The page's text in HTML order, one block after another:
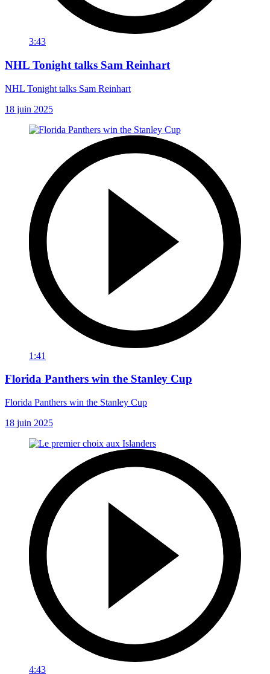
3:43
NHL Tonight talks Sam Reinhart
NHL Tonight talks Sam Reinhart
18 juin 2025
1:41
Florida Panthers win the Stanley Cup
Florida Panthers win the Stanley Cup
18 juin 2025
4:43